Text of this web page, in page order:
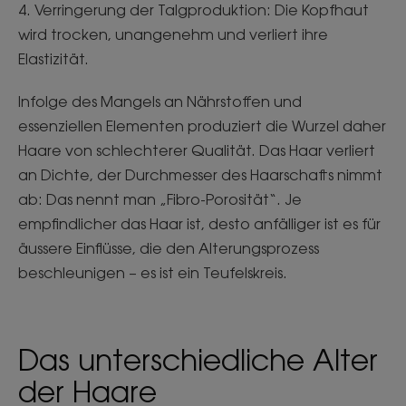
4. Verringerung der Talgproduktion: Die Kopfhaut
wird trocken, unangenehm und verliert ihre
Elastizität.
Infolge des Mangels an Nährstoffen und
essenziellen Elementen produziert die Wurzel daher
Haare von schlechterer Qualität. Das Haar verliert
an Dichte, der Durchmesser des Haarschafts nimmt
ab: Das nennt man „Fibro-Porosität“. Je
empfindlicher das Haar ist, desto anfälliger ist es für
äussere Einflüsse, die den Alterungsprozess
beschleunigen – es ist ein Teufelskreis.
Das unterschiedliche Alter
der Haare